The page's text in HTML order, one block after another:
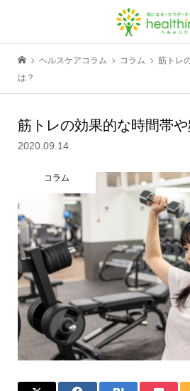
ヘルスケアコラム コラム
筋トレ
は？
筋トレの効果的な時間帯
2020.09.14
コラム